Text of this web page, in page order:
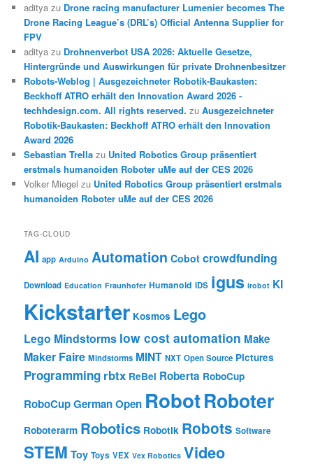
aditya zu Drone racing manufacturer Lumenier becomes The
Drone Racing League’s (DRL’s) Official Antenna Supplier for
FPV
aditya zu Drohnenverbot USA 2026: Aktuelle Gesetze,
Hintergründe und Auswirkungen für private Drohnenbesitzer
Robots-Weblog | Ausgezeichneter Robotik-Baukasten:
Beckhoff ATRO erhält den Innovation Award 2026 -
techhdesign.com. All rights reserved. zuAusgezeichneter
Robotik-Baukasten: Beckhoff ATRO erhält den Innovation
Award 2026
Sebastian Trella zu United Robotics Group präsentiert
erstmals humanoiden Roboter uMe auf der CES 2026
Volker Miegel zu United Robotics Group präsentiert erstmals
humanoiden Roboter uMe auf der CES 2026
TAG-CLOUD
AI app Arduino Automation Cobot crowdfunding
Download Education Fraunhofer Humanoid IDS igus irobot KI
Kickstarter Kosmos Lego
Lego Mindstorms low cost automation Make
Maker Faire Mindstorms MINT NXT Open Source Pictures
Programming rbtx ReBel Roberta RoboCup
RoboCup German Open RobotRoboter
Roboterarm Robotics Robotik Robots Software
STEM Toy Toys VEX Vex Robotics Video